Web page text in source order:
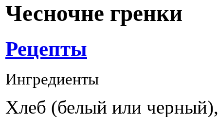
Чесночне гренки
Рецепты
Ингредиенты
Хлеб (белый или